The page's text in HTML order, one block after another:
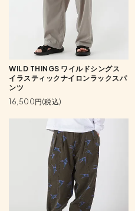
WILD THINGS ワイルドシングス
イラスティックナイロンラックスパ
ンツ
16,500円(税込)